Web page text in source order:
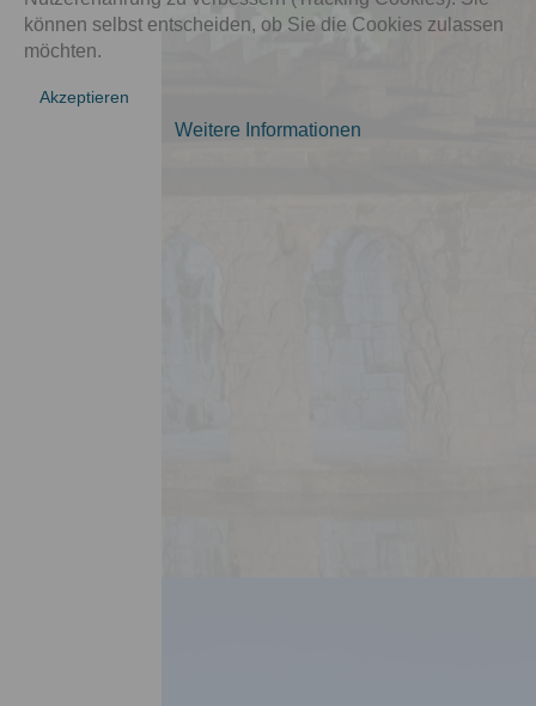
können selbst entscheiden, ob Sie die Cookies zulassen
möchten.
Akzeptieren
Weitere Informationen